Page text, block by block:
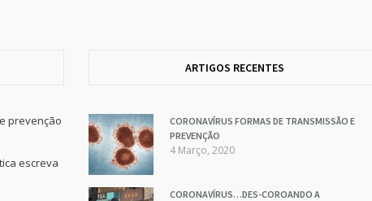
prevenção
escreva
ARTIGOS RECENTES
CORONAVÍRUS FORMAS DE TRANSMISSÃO E
PREVENÇÃO
4 Março, 2020
CORONAVÍRUS…DES-COROANDO A